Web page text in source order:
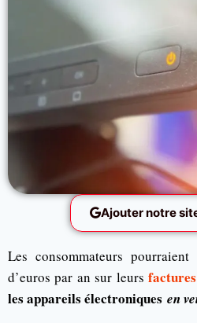
Ajouter notre
Les consommateurs
d’euros par an sur leurs
les appareils électroniques en